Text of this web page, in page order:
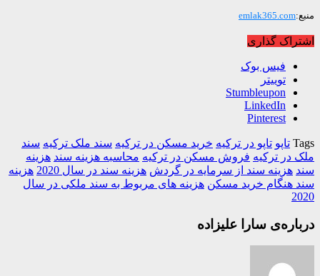
emlak365.com
گذاری
فیس بوک
توییتر
Stumbleupon
LinkedIn
Pinterest
تاپو تاپو در ترکیه خرید مسکن در ترکیه سند ملک ترکیه سند
در ترکیه فروش مسکن در ترکیه محاسبه هزینه سند هزینه
هزینه سند از سرمایه در گردش هزینه سند در سال 2020
هزینه
هنگام خرید مسکن هزینه های مربوط به سند ملکی در سال
سارا علیزاده